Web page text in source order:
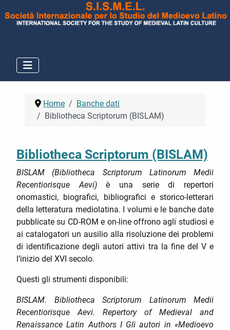
Home
Banche dati
Bibliotheca Scriptorum (BISLAM)
Bibliotheca Scriptorum (BISLAM)
BISLAM (Bibliotheca Scriptorum Latinorum Medii
Recentiorisque Aevi)è una serie di repertori
onomastici, biografici, bibliografici e storico-letterari
della letteratura mediolatina. I volumi e le banche date
pubblicate su CD-ROM e on-line offrono agli studiosi e
ai catalogatori un ausilio alla risoluzione dei problemi
di identificazione degli autori attivi tra la fine del V e
l’inizio del XVI secolo.
Questi gli strumenti disponibili:
BISLAM. Bibliotheca Scriptorum Latinorum Medii
Recentiorisque Aevi. Repertory of Medieval and
Renaissance Latin Authors I Gli autori in «Medioevo